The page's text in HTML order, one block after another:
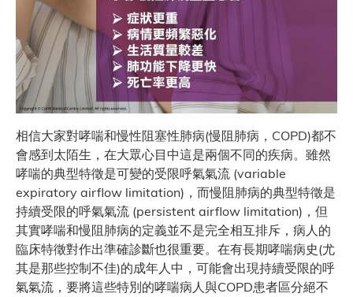
相信大家對哮喘和慢性阻塞性肺病(慢阻肺病，COPD)都不
會感到太陌生，在大眾心目中這是兩個不同的疾病。雖然
哮喘的典型特徵是可變的受限呼氣氣流 (variable
expiratory airflow limitation)，而慢阻肺病的典型特徵是
持續受限的呼氣氣流 (persistent airflow limitation)，但
其實哮喘和慢阻肺病的定義並不是完全相互排斥，病人的
臨床特徵對作出準確診斷也很重要。在有長期哮喘病史(尤
其是那些控制不佳)的成年人中，可能會出現持續受限的呼
氣氣流，要將這些特別的哮喘病人與COPD患者區分絕不